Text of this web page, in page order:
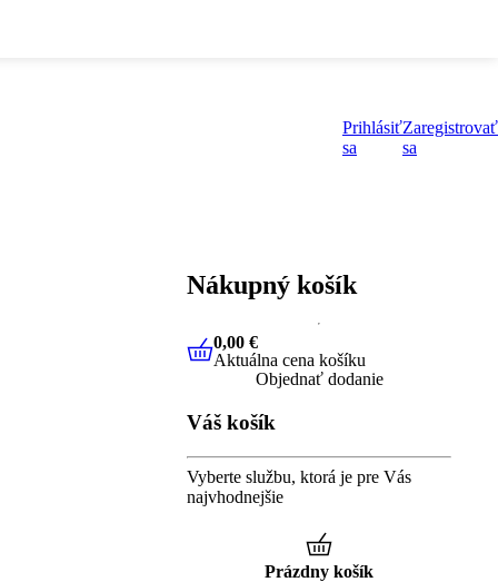
Prihlásiť
sa
Zaregistrovať
sa
Nákupný košík
0,00 €Aktuálna cena košíku
0,00 €
Aktuálna cena košíku
Objednať dodanie
Váš košík
Vyberte službu, ktorá je pre Vás
najvhodnejšie
Prázdny košík